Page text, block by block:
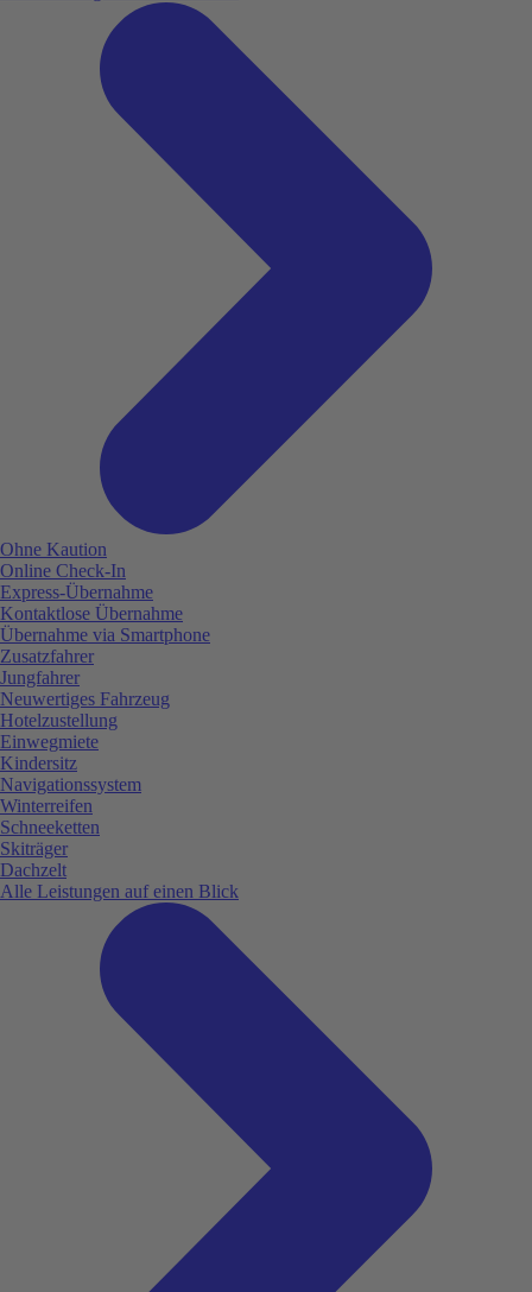
Ohne Kaution
Online Check-In
Express-Übernahme
Kontaktlose Übernahme
Übernahme via Smartphone
Zusatzfahrer
Jungfahrer
Neuwertiges Fahrzeug
Hotelzustellung
Einwegmiete
Kindersitz
Navigationssystem
Winterreifen
Schneeketten
Skiträger
Dachzelt
Alle Leistungen auf einen Blick